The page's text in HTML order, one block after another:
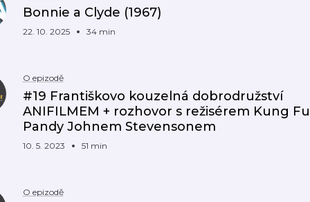
Bonnie a Clyde (1967)
22. 10. 2025 34 min
O epizodě
#19 Františkovo kouzelná dobrodružství
ANIFILMEM + rozhovor s režisérem Kung Fu
Pandy Johnem Stevensonem
10. 5. 2023 51 min
O epizodě